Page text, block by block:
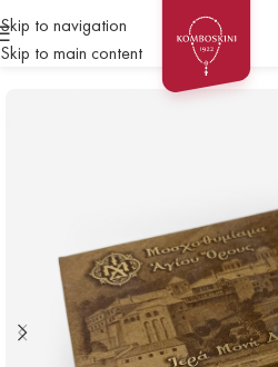
Skip to navigation
Skip to main content